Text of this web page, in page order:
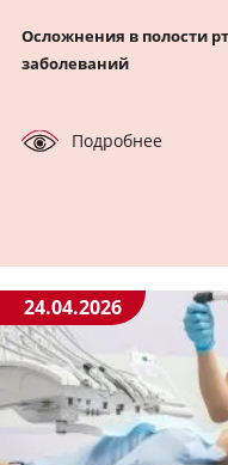
Осложнения в полости
заболеваний
Подробнее
24.04.2026